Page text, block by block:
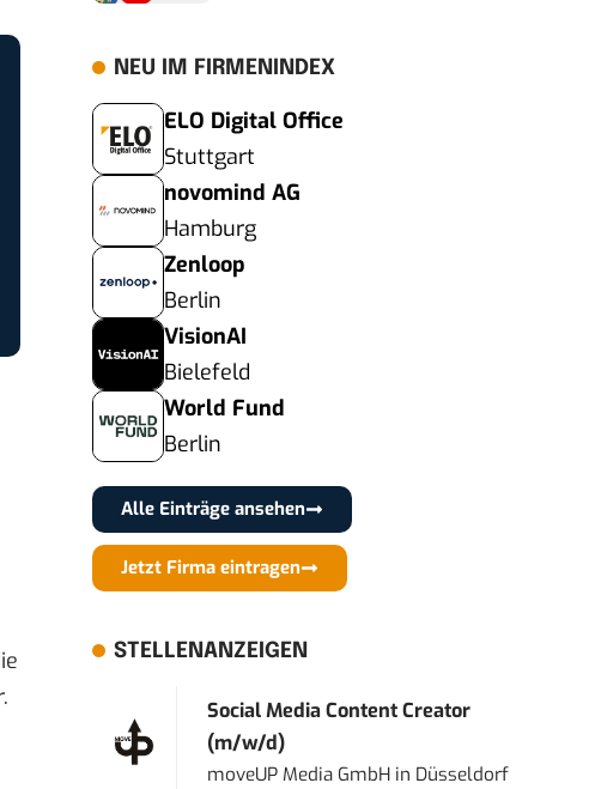
NEU IM FIRMENINDEX
ELO Digital Office
Stuttgart
novomind AG
Hamburg
Zenloop
Berlin
VisionAI
Bielefeld
World Fund
Berlin
Alle Einträge ansehen
Jetzt Firma eintragen
STELLENANZEIGEN
Social Media Content Creator
(m/w/d)
moveUP Media GmbH in Düsseldorf